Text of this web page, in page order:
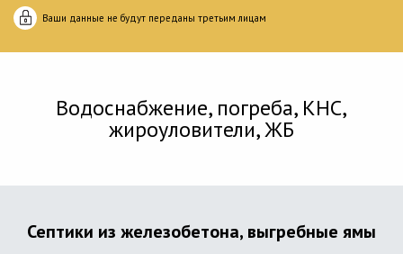
Ваши данные не будут переданы третьим лицам
Водоснабжение, погреба, КНС,
жироуловители, ЖБ
Септики из железобетона, выгребные ямы